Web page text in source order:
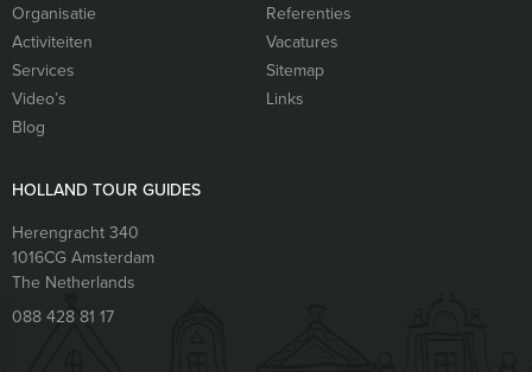
Organisatie
Referenties
Activiteiten
Vacatures
Services
Sitemap
Video’s
Links
Blog
HOLLAND TOUR GUIDES
Herengracht 340
1016CG Amsterdam
The Netherlands
088 428 81 17